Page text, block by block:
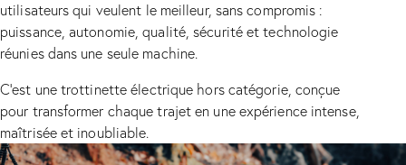
utilisateurs qui veulent le meilleur, sans compromis :
puissance, autonomie, qualité, sécurité et technologie
réunies dans une seule machine.
C’est une trottinette électrique hors catégorie, conçue
pour transformer chaque trajet en une expérience intense,
maîtrisée et inoubliable.